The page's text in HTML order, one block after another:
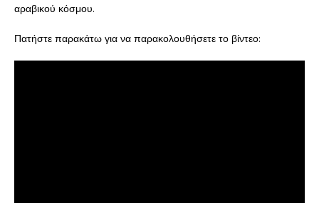
αραβικού κόσμου.
Πατήστε παρακάτω για να παρακολουθήσετε το βίντεο: